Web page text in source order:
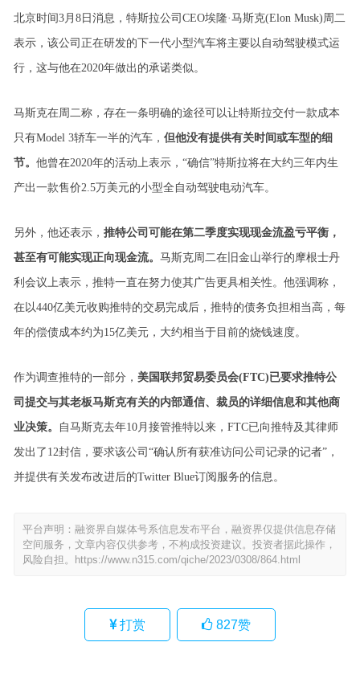
北京时间3月8日消息，特斯拉公司CEO埃隆·马斯克(Elon Musk)周二
表示，该公司正在研发的下一代小型汽车将主要以自动驾驶模式运
行，这与他在2020年做出的承诺类似。
马斯克在周二称，存在一条明确的途径可以让特斯拉交付一款成本
只有Model 3轿车一半的汽车， 但他没有提供有关时间或车型的细
节。 他曾在2020年的活动上表示，“确信”特斯拉将在大约三年内生
产出一款售价2.5万美元的小型全自动驾驶电动汽车。
另外，他还表示， 推特公司可能在第二季度实现现金流盈亏平衡，
甚至有可能实现正向现金流。 马斯克周二在旧金山举行的摩根士丹
利会议上表示，推特一直在努力使其广告更具相关性。他强调称，
在以440亿美元收购推特的交易完成后，推特的债务负担相当高，每
年的偿债成本约为15亿美元，大约相当于目前的烧钱速度。
作为调查推特的一部分， 美国联邦贸易委员会(FTC)已要求推特公
司提交与其老板马斯克有关的内部通信、裁员的详细信息和其他商
业决策。 自马斯克去年10月接管推特以来，FTC已向推特及其律师
发出了12封信，要求该公司“确认所有获准访问公司记录的记者”，
并提供有关发布改进后的Twitter Blue订阅服务的信息。
平台声明：融资界自媒体号系信息发布平台，融资界仅提供信息存储
空间服务，文章内容仅供参考，不构成投资建议。投资者据此操作，
风险自担。
https://www.n315.com/qiche/2023/0308/864.html
打赏 827赞